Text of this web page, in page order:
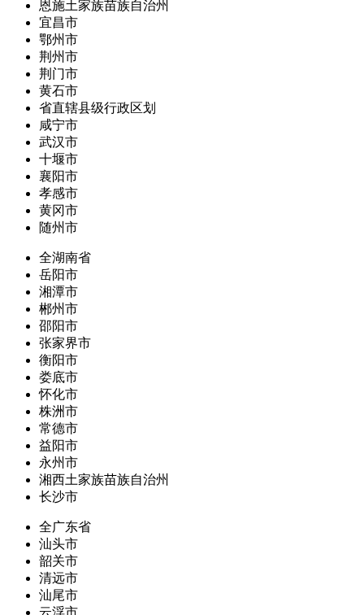
恩施土家族苗族自治州
宜昌市
鄂州市
荆州市
荆门市
黄石市
省直辖县级行政区划
咸宁市
武汉市
十堰市
襄阳市
孝感市
黄冈市
随州市
全湖南省
岳阳市
湘潭市
郴州市
邵阳市
张家界市
衡阳市
娄底市
怀化市
株洲市
常德市
益阳市
永州市
湘西土家族苗族自治州
长沙市
全广东省
汕头市
韶关市
清远市
汕尾市
云浮市